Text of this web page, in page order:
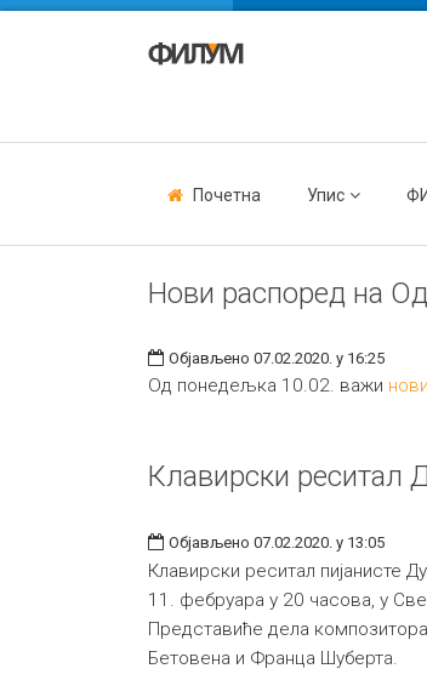
Почетна Упис
Нови распоред на
Објављено 07.02.2020. у 16:25
Од понедељка 10.02. важи
Клавирски реситал
Објављено 07.02.2020. у 13:05
Клавирски реситал пијанисте
11. фебруара у 20 часова, у
Представиће дела
Бетовена и Франца Шуберта.